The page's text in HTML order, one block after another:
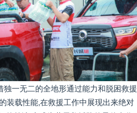
独一无二的全地形通过能力和脱困救援
装载性能,在救援工作中展现出来绝对